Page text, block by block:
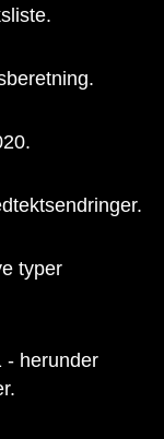
typer
- herunder